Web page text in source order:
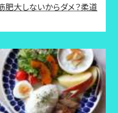
肥大しないからダメ？柔道